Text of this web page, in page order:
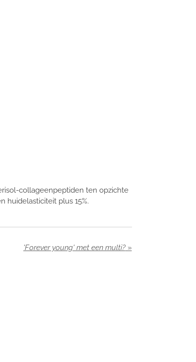
collageenpeptiden ten opzichte
huidelasticiteit plus 15%.
'Forever young' met een multi?»